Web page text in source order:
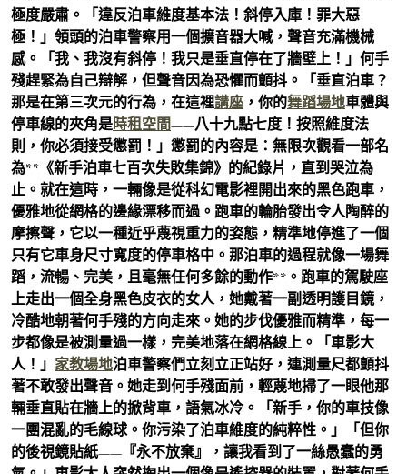
極度嚴肅。「違反泊車維度基本法！斜停入庫！罪大惡
極！」領頭的泊車警察用一個擴音器大喊，聲音充滿機械
感。「我、我沒有斜停！我只是垂直停在了牆壁上！」何手
殘趕緊為自己辯解，但聲音因為恐懼而顫抖。「垂直泊車？
那是在第三次元的行為，在這裡講座 ，你的舞蹈場地車體與
停車線的夾角是時租空間——八十九點七度！按照維度法
則，你必須接受懲罰！」懲罰的內容是：無限次觀看一部名
為**《新手泊車七百次失敗集錦》的紀錄片，直到哭泣為
止。就在這時，一輛像是從科幻電影裡開出來的黑色跑車，
優雅地從網格的邊緣漂移而過。跑車的輪胎發出令人陶醉的
摩擦聲，它以一種近乎蔑視重力的姿態，精準地停進了一個
只有它車身尺寸寬度的停車格中。那泊車的過程就像一場舞
蹈，流暢、完美，且毫無任何多餘的動作**。跑車的駕駛座
上走出一個全身黑色皮衣的女人，她戴著一副透明護目鏡，
冷酷地朝著何手殘的方向走來。她的步伐優雅而精準，每一
步都像是被測量過一樣，完美地落在網格線上。「車影大
人！」 家教場地泊車警察們立刻立正站好，連測量尺都顫抖
著不敢發出聲音。她走到何手殘面前，輕蔑地掃了一眼他那
輛垂直貼在牆上的掀背車，語氣冰冷。「新手，你的車技像
一團混亂的毛線球。你污染了泊車維度的純粹性。」「但你
的後視鏡貼紙——『永不放棄』，讓我看到了一絲愚蠢的勇